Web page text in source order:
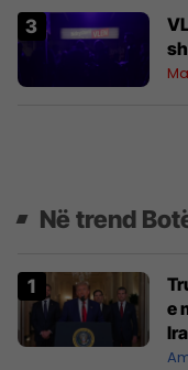
Në trend
e